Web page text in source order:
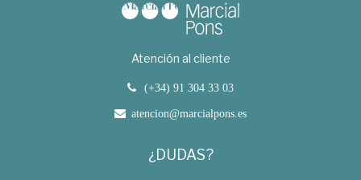
Atención al cliente
(+34) 91 304 33 03
atencion@marcialpons.es
¿DUDAS?